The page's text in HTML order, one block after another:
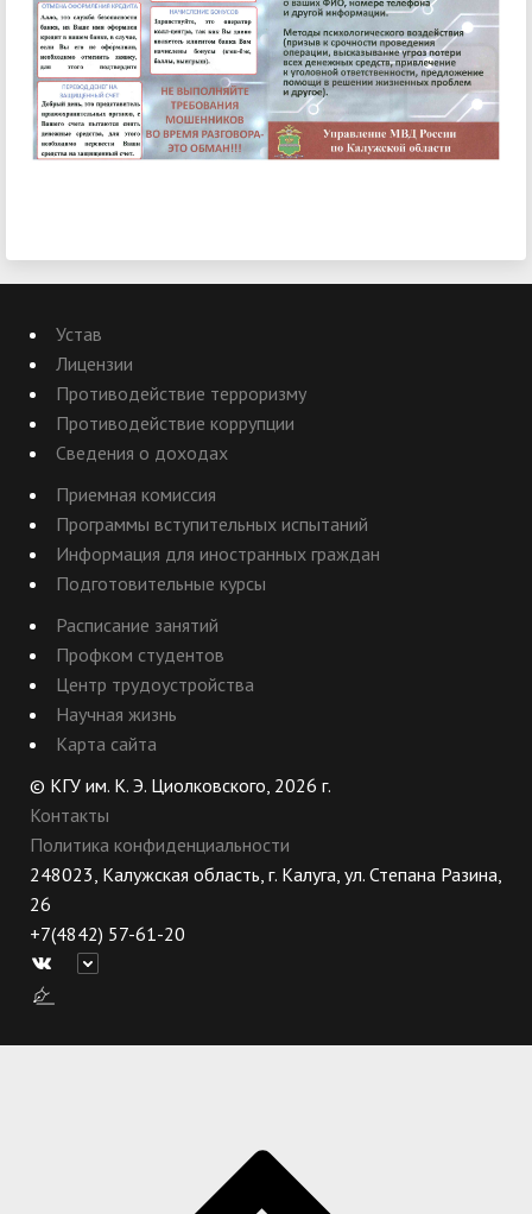
Устав
Лицензии
Противодействие терроризму
Противодействие коррупции
Сведения о доходах
Приемная комиссия
Программы вступительных испытаний
Информация для иностранных граждан
Подготовительные курсы
Расписание занятий
Профком студентов
Центр трудоустройства
Научная жизнь
Карта сайта
© КГУ им. К. Э. Циолковского, 2026 г.
Контакты
Политика конфиденциальности
248023, Калужская область, г. Калуга, ул. Степана Разина,
26
+7(4842) 57-61-20